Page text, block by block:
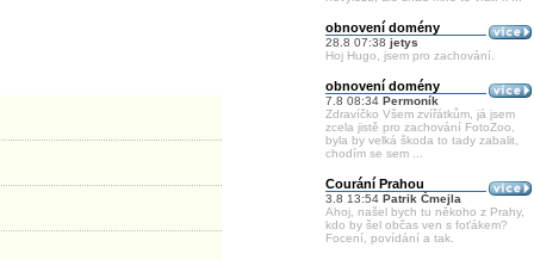
obnovení domény
28.8 07:38 jetys
Hoj Hugo, jsem pro zachování.
obnovení domény
7.8 08:34 Permoník
Zdravíčko Všem zvířátkům, já jsem
zcela jistě pro zachování FotoZoo,
byla by velká škoda to tady zabalit,
chodím se sem ...
Courání Prahou
3.8 13:54 Patrik Čmejla
Ahoj, našel bych tu někoho z Prahy,
kdo by šel občas ven s foťákem?
Focení, povídání a tak.